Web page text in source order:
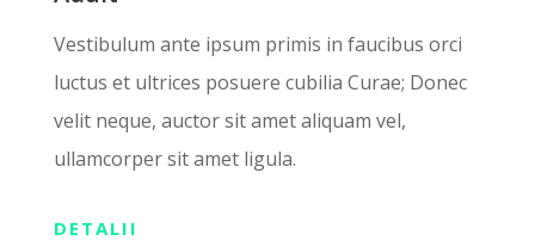
Vestibulum ante ipsum primis in faucibus orci
luctus et ultrices posuere cubilia Curae; Donec
velit neque, auctor sit amet aliquam vel,
ullamcorper sit amet ligula.
DETALII